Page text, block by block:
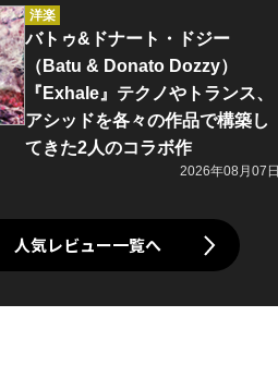
洋楽
バトゥ&ドナート・ドジー
（Batu & Donato Dozzy）
『Exhale』テクノやトランス、
アシッドを各々の作品で構築し
てきた2人のコラボ作
2026年08月07日
人気レビュー一覧へ